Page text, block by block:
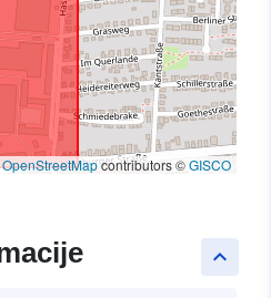
OpenStreetMapcontributors ©GISCO
keyboard_arrow_up